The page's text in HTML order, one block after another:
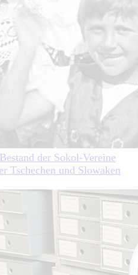
der Sokol-Vereine
Tschechen und Slowaken